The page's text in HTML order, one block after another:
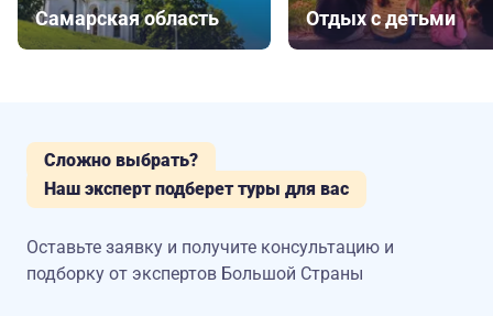
Самарская область Отдых с детьми
Сложно выбрать?
Наш эксперт подберет туры для вас
Оставьте заявку и получите консультацию и
подборку от экспертов Большой Страны